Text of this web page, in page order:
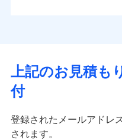
上記のお見積も
付
登録されたメールアドレ
されます。